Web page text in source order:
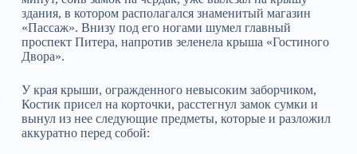
здания, в котором располагался знаменитый магазин
«Пассаж». Внизу под его ногами шумел главный
проспект Питера, напротив зеленела крыша «Гостиного
Двора».
У края крыши, огражденного невысоким заборчиком,
Костик присел на корточки, расстегнул замок сумки и
вынул из нее следующие предметы, которые и разложил
аккуратно перед собой: